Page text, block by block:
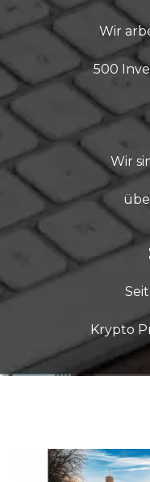
Wir
500
Wir
Krypto